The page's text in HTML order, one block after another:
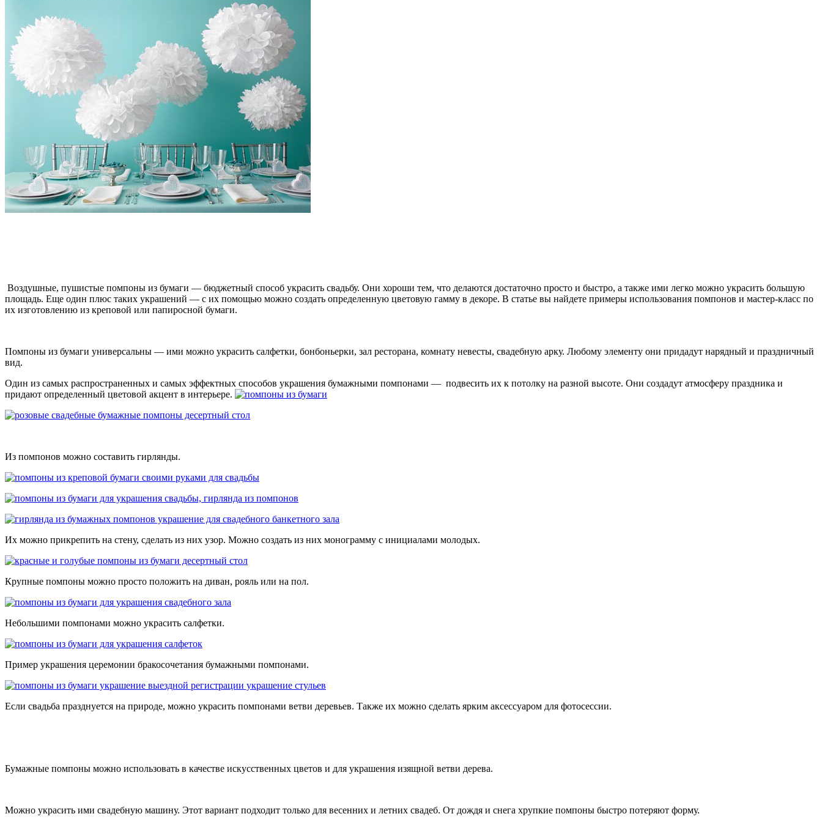
Воздушные, пушистые помпоны из бумаги — бюджетный способ украсить свадьбу. Они хороши тем, что делаются достаточно просто и быстро, а также ими легко можно украсить большую
площадь. Еще один плюс таких украшений — с их помощью можно создать определенную цветовую гамму в декоре. В статье вы найдете примеры использования помпонов и мастер-класс по
их изготовлению из креповой или папиросной бумаги.
Помпоны из бумаги универсальны — ими можно украсить салфетки, бонбоньерки, зал ресторана, комнату невесты, свадебную арку. Любому элементу они придадут нарядный и праздничный
вид.
Один из самых распространенных и самых эффектных способов украшения бумажными помпонами — подвесить их к потолку на разной высоте. Они создадут атмосферу праздника и
придают определенный цветовой акцент в интерьере.
Из помпонов можно составить гирлянды.
Их можно прикрепить на стену, сделать из них узор. Можно создать из них монограмму с инициалами молодых.
Крупные помпоны можно просто положить на диван, рояль или на пол.
Небольшими помпонами можно украсить салфетки.
Пример украшения церемонии бракосочетания бумажными помпонами.
Если свадьба празднуется на природе, можно украсить помпонами ветви деревьев. Также их можно сделать ярким аксессуаром для фотосессии.
Бумажные помпоны можно использовать в качестве искусственных цветов и для украшения изящной ветви дерева.
Можно украсить ими свадебную машину. Этот вариант подходит только для весенних и летних свадеб. От дождя и снега хрупкие помпоны быстро потеряют форму.